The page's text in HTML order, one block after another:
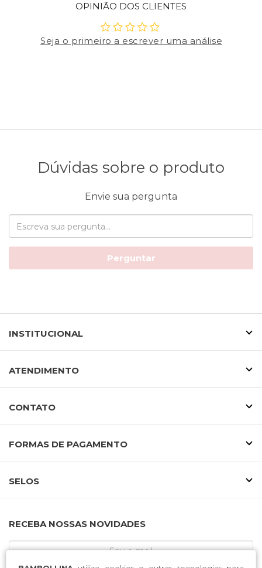
OPINIÃO DOS CLIENTES
Seja o primeiro a escrever uma análise
Dúvidas sobre o produto
Envie sua pergunta
Perguntar
INSTITUCIONAL
ATENDIMENTO
CONTATO
FORMAS DE PAGAMENTO
SELOS
RECEBA NOSSAS NOVIDADES